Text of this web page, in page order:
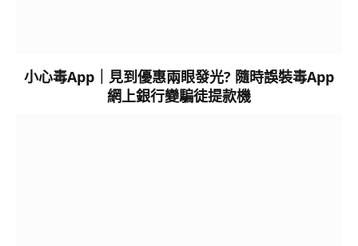
小心毒App｜見到優惠兩眼發光? 隨時誤裝毒App
網上銀行變騙徒提款機